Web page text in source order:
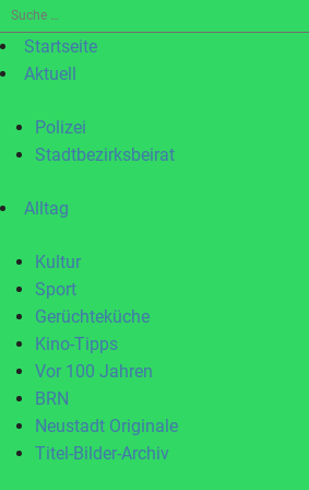
Suche
nach:Startseite
Aktuell
Polizei
Stadtbezirksbeirat
Alltag
Kultur
Sport
Gerüchteküche
Kino-Tipps
Vor 100 Jahren
BRN
Neustadt Originale
Titel-Bilder-Archiv